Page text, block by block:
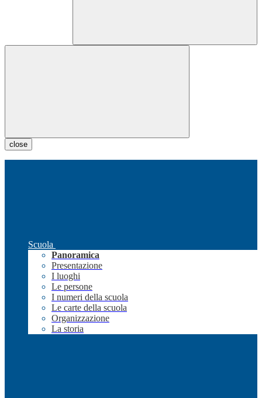
close
Scuola
Panoramica
Presentazione
I luoghi
Le persone
I numeri della scuola
Le carte della scuola
Organizzazione
La storia